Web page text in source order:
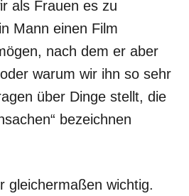
als Frauen es zu
Mann einen Film
nach dem er aber
warum wir ihn so sehr
über Dinge stellt, die
bezeichnen
gleichermaßen wichtig.